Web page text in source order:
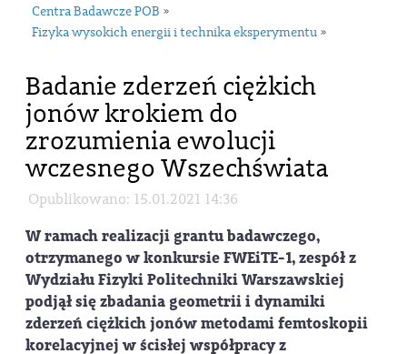
Centra Badawcze POB »
Fizyka wysokich energii i technika eksperymentu »
Badanie zderzeń ciężkich
jonów krokiem do
zrozumienia ewolucji
wczesnego Wszechświata
Opublikowano: 15.01.2021 14:36
W ramach realizacji grantu badawczego,
otrzymanego w konkursie FWEiTE-1, zespół z
Wydziału Fizyki Politechniki Warszawskiej
podjął się zbadania geometrii i dynamiki
zderzeń ciężkich jonów metodami femtoskopii
korelacyjnej w ścisłej współpracy z